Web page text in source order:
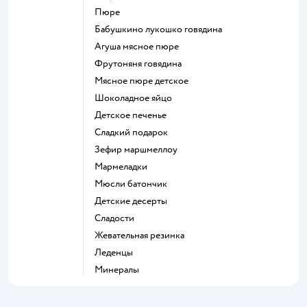
пюре
бабушкино лукошко говядина
агуша мясное пюре
фрутоняня говядина
мясное пюре детское
шоколадное яйцо
детское печенье
сладкий подарок
зефир маршмеллоу
мармеладки
мюсли батончик
детские десерты
сладости
жевательная резинка
леденцы
Минералы